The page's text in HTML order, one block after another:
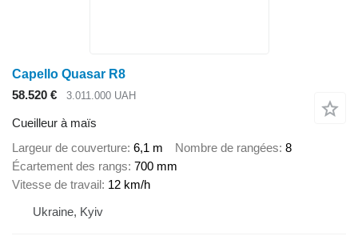
Capello Quasar R8
58.520 €
3.011.000 UAH
Cueilleur à maïs
Largeur de couverture 6,1 m Nombre de rangées 8
Écartement des rangs 700 mm
Vitesse de travail 12 km/h
Ukraine, Kyiv